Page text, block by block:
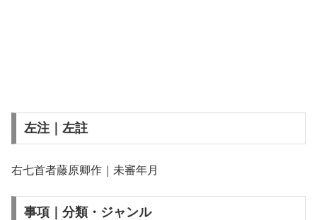
左注｜左註
右七首者藤原卿作｜未審年月
事項｜分類・ジャンル